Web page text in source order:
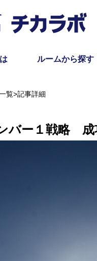
ルームから探す
覧>記事詳細
バー１戦略 成